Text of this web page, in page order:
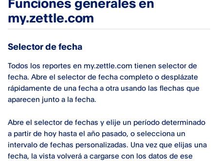
my.zettle.com
Selector de fecha
Todos los reportes en my.zettle.com tienen selector de
fecha. Abre el selector de fecha completo o desplázate
rápidamente de una fecha a otra usando las flechas que
aparecen junto a la fecha.
Abre el selector de fechas y elije un período determinado
a partir de hoy hasta el año pasado, o selecciona un
intervalo de fechas personalizadas. Una vez que elijas una
fecha, la vista volverá a cargarse con los datos de ese